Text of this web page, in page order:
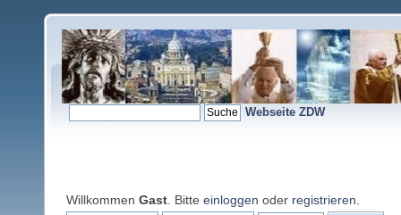
Webseite ZDW
Willkommen Gast . Bitte einloggen oder registrieren